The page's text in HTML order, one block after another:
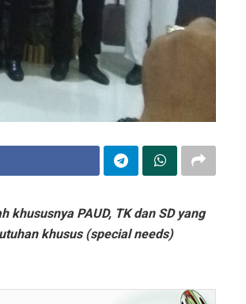
PAUD, TK dan SD yang
khusus (special needs)